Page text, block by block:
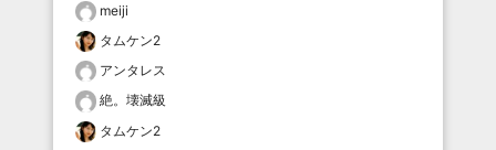
meiji
タムケン2
アンタレス
絶。壊滅級
タムケン2